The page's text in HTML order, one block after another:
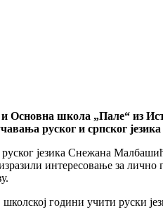
Основна школа „Пале“ из
руског и српског језика
језика Снежана
интересовање за
години учити руски